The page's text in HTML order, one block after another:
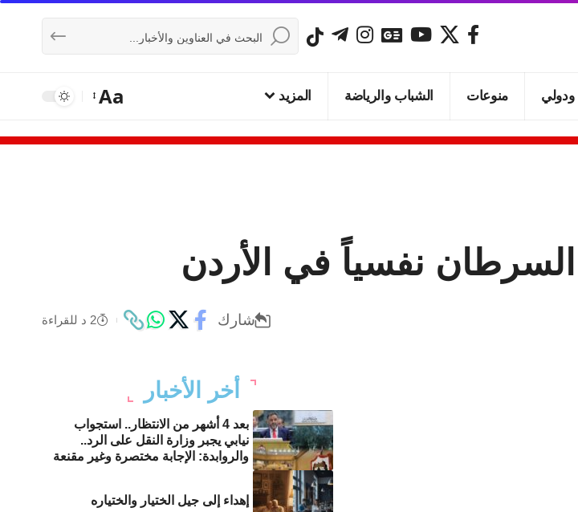
منوعات الشباب والرياضة المزيد Aa
نفسياً في الأردن
شارك 2 د للقراءة
أخر الأخبار
بعد 4 أشهر من الانتظار.. استجواب
نيابي يجبر وزارة النقل على الرد..
والروابدة: الإجابة مختصرة وغير مقنعة
إهداء إلى جيل الختيار والختياره